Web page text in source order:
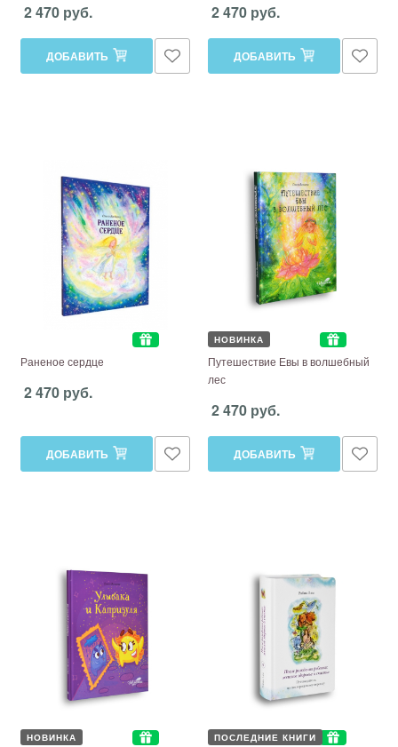
2 470 руб.
ДОБАВИТЬ
2 470 руб.
ДОБАВИТЬ
Раненое сердце
2 470 руб.
ДОБАВИТЬ
НОВИНКА
Путешествие Евы в волшебный
лес
2 470 руб.
ДОБАВИТЬ
НОВИНКА ПОСЛЕДНИЕ КНИГИ